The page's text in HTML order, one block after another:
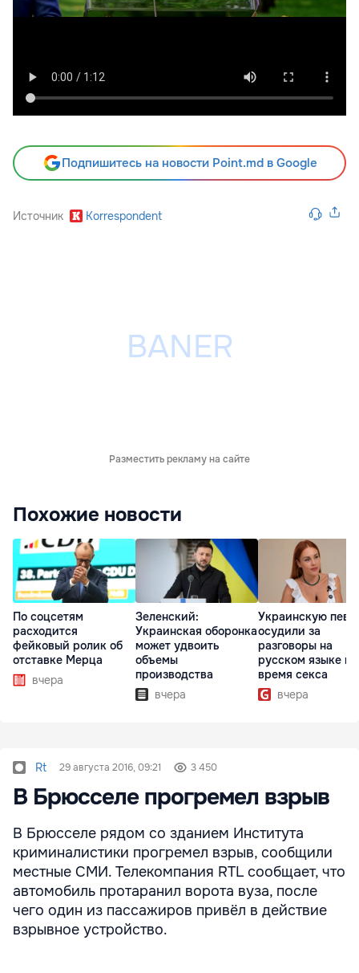
Подпишитесь на новости Point.md в Google
Источник Korrespondent
Разместить рекламу на сайте
Похожие новости
По соцсетям
расходится
фейковый ролик об
отставке Мерца
вчера
Зеленский:
Украинская оборонка
может удвоить
объемы
производства
вчера
Украинскую
осудили за
разговоры на
русском языке во
время секса
вчера
Rt 29 августа 2016, 09:21 3 450
В Брюсселе прогремел взрыв
В Брюсселе рядом со зданием Института
криминалистики прогремел взрыв, сообщили
местные СМИ. Телекомпания RTL сообщает, что
автомобиль протаранил ворота вуза, после
чего один из пассажиров привёл в действие
взрывное устройство.